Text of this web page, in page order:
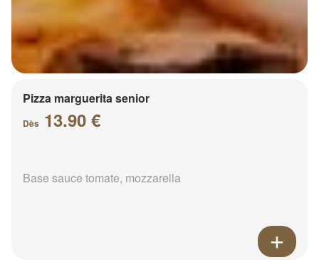
Pizza marguerita senior
Dès 13.90 €
Base sauce tomate, mozzarella